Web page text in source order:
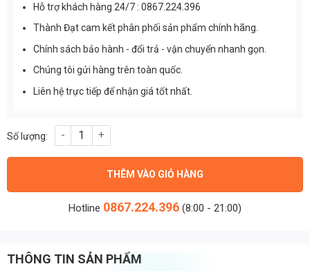
Hỗ trợ khách hàng 24/7 : 0867.224.396
Thành Đạt cam kết phân phối sản phẩm chính hãng.
Chính sách bảo hành - đổi trả - vận chuyển nhanh gọn.
Chúng tôi gửi hàng trên toàn quốc.
Liên hệ trực tiếp để nhận giá tốt nhất.
Nguồn Meanwell HBG-200-48B (196,80W/48V/4.10A) số lượng
THÊM VÀO GIỎ HÀNG
Hotline 0867.224.396 (8:00 - 21:00)
THÔNG TIN SẢN PHẨM